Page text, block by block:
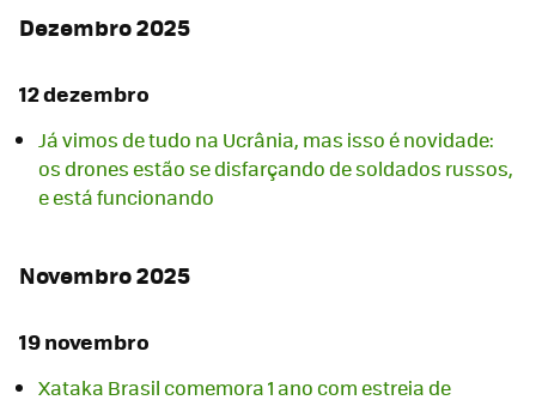
Dezembro 2025
12 dezembro
Já vimos de tudo na Ucrânia, mas isso é novidade:
os drones estão se disfarçando de soldados russos,
e está funcionando
Novembro 2025
19 novembro
Xataka Brasil comemora 1 ano com estreia de